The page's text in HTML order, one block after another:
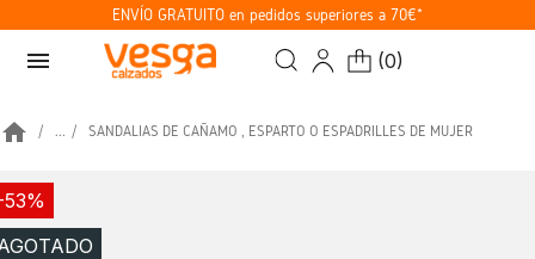
ENVÍO GRATUITO en pedidos superiores a 70€*
menu (0)
home ... SANDALIAS DE CAÑAMO , ESPARTO O ESPADRILLES DE MUJER